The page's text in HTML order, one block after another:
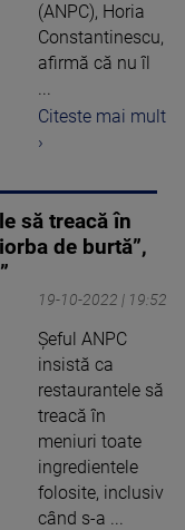
(ANPC), Horia
Constantinescu,
afirmă că nu îl
...
Citeste mai mult
›
să treacă în
de burtă”,
19-10-2022 | 19:52
Șeful ANPC
insistă ca
restaurantele să
treacă în
meniuri toate
ingredientele
folosite, inclusiv
când s-a ...